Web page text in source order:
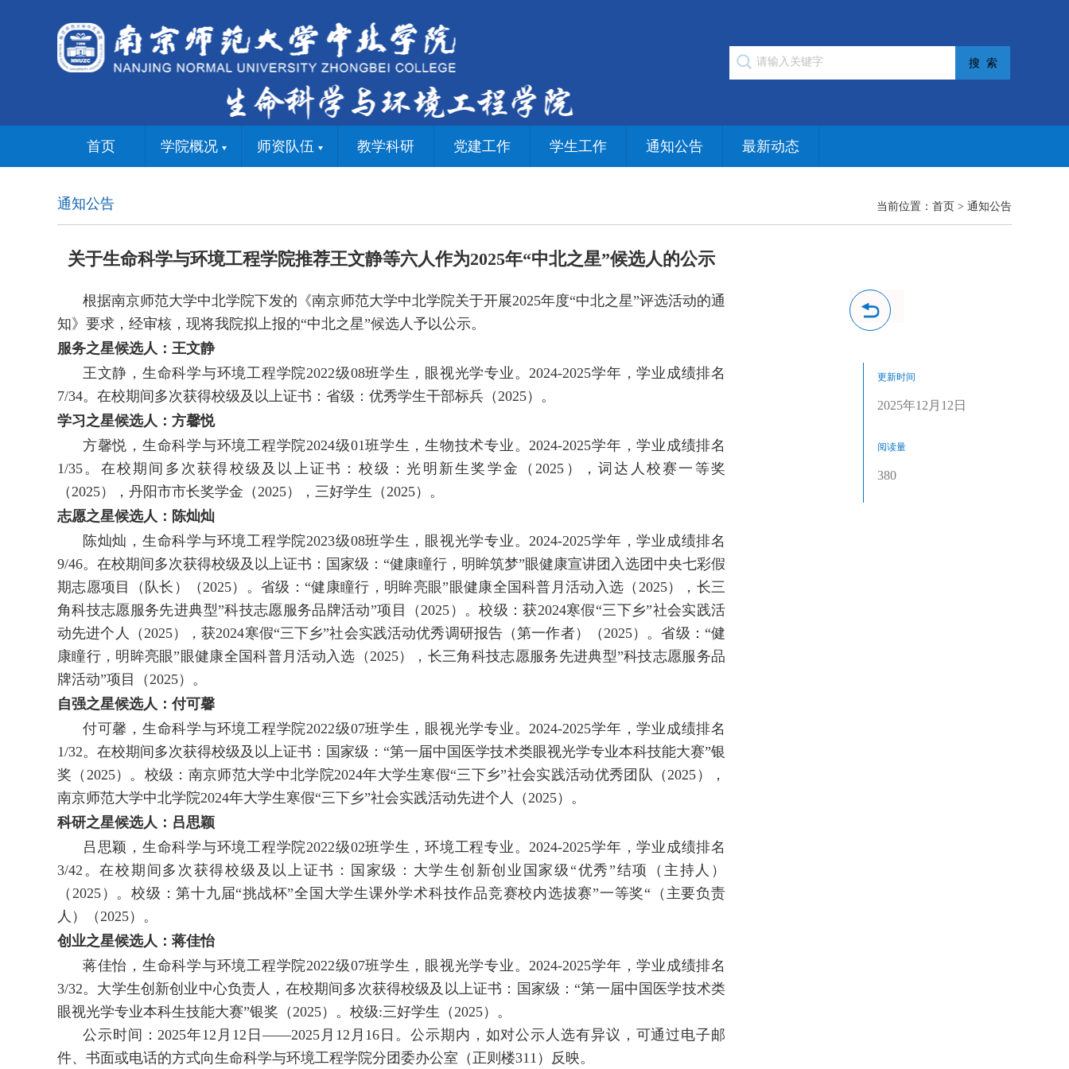
首页 学院概况 师资队伍 教学科研 党建工作 学生工作 通知公告 最新动态
通知公告 当前位置： 首页 > 通知公告
关于生命科学与环境工程学院推荐王文静等六人作为2025年“中北之星”候选人的公示
根据南京师范大学中北学院下发的《南京师范大学中北学院关于开展2025年度“中北之星”评选活动的通
知》要求，经审核，现将我院拟上报的“中北之星”候选人予以公示。
服务之星候选人：王文静
王文静，生命科学与环境工程学院2022级08班学生，眼视光学专业。2024-2025学年，学业成绩排名
7/34。在校期间多次获得校级及以上证书：省级：优秀学生干部标兵（2025）。
学习之星候选人：方馨悦
方馨悦，生命科学与环境工程学院2024级01班学生，生物技术专业。2024-2025学年，学业成绩排名
1/35。在校期间多次获得校级及以上证书：校级：光明新生奖学金（2025），词达人校赛一等奖
（2025），丹阳市市长奖学金（2025），三好学生（2025）。
志愿之星候选人：陈灿灿
陈灿灿，生命科学与环境工程学院2023级08班学生，眼视光学专业。2024-2025学年，学业成绩排名
9/46。在校期间多次获得校级及以上证书：国家级：“健康瞳行，明眸筑梦”眼健康宣讲团入选团中央七彩假
期志愿项目（队长）（2025）。省级：“健康瞳行，明眸亮眼”眼健康全国科普月活动入选（2025），长三
角科技志愿服务先进典型”科技志愿服务品牌活动”项目（2025）。校级：获2024寒假“三下乡”社会实践活
动先进个人（2025），获2024寒假“三下乡”社会实践活动优秀调研报告（第一作者）（2025）。省级：“健
康瞳行，明眸亮眼”眼健康全国科普月活动入选（2025），长三角科技志愿服务先进典型”科技志愿服务品
牌活动”项目（2025）。
自强之星候选人：付可馨
付可馨，生命科学与环境工程学院2022级07班学生，眼视光学专业。2024-2025学年，学业成绩排名
1/32。在校期间多次获得校级及以上证书：国家级：“第一届中国医学技术类眼视光学专业本科技能大赛”银
奖（2025）。校级：南京师范大学中北学院2024年大学生寒假“三下乡”社会实践活动优秀团队（2025），
南京师范大学中北学院2024年大学生寒假“三下乡”社会实践活动先进个人（2025）。
科研之星候选人：吕思颖
吕思颖，生命科学与环境工程学院2022级02班学生，环境工程专业。2024-2025学年，学业成绩排名
3/42。在校期间多次获得校级及以上证书：国家级：大学生创新创业国家级“优秀”结项（主持人）
（2025）。校级：第十九届“挑战杯”全国大学生课外学术科技作品竞赛校内选拔赛”一等奖“（主要负责
人）（2025）。
创业之星候选人：蒋佳怡
蒋佳怡，生命科学与环境工程学院2022级07班学生，眼视光学专业。2024-2025学年，学业成绩排名
3/32。大学生创新创业中心负责人，在校期间多次获得校级及以上证书：国家级：“第一届中国医学技术类
眼视光学专业本科生技能大赛”银奖（2025）。校级:三好学生（2025）。
公示时间：2025年12月12日——2025月12月16日。公示期内，如对公示人选有异议，可通过电子邮
件、书面或电话的方式向生命科学与环境工程学院分团委办公室（正则楼311）反映。
更新时间
2025年12月12日
阅读量
380